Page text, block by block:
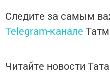
Следите за самым
Telegram-канале
Читайте новости